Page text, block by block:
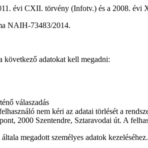
évi CXII. törvény (Infotv.) és a 2008. évi
NAIH-73483/2014.
következő adatokat kell megadni:
válaszadás
nem kéri az adatai törlését a
2000 Szentendre, Sztaravodai út. A
megadott személyes adatok kezeléséhez.